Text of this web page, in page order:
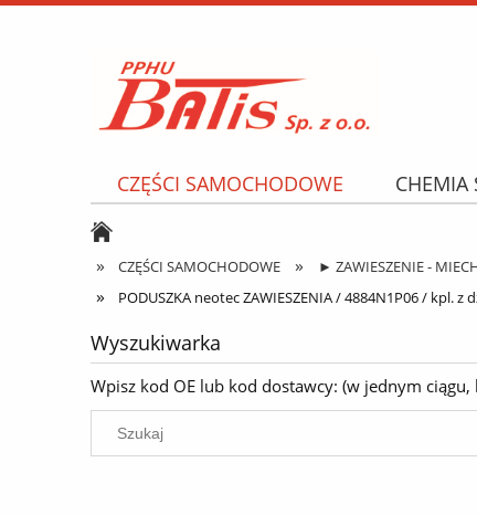
CZĘŚCI SAMOCHODOWE CHEMIA
» CZĘŚCI SAMOCHODOWE » ► ZAWIESZENIE -
» PODUSZKA neotec ZAWIESZENIA / 4884N1P06 /
Wyszukiwarka
Wpisz kod OE lub kod dostawcy: (w jednym